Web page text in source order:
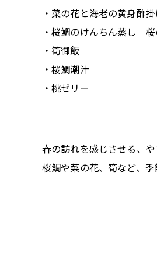
・菜の花と海老の黄身酢
・桜鯛のけんちん蒸し
・筍御飯
・桜鯛潮汁
・桃ゼリー
春の訪れを感じさせる、や
桜鯛や菜の花、筍など、